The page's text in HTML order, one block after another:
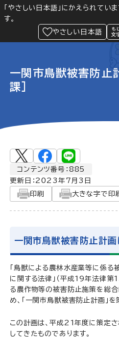
「やさしい日本語」にかえられてい
す。
やさしい日本語
Language
一関市鳥獣被害防
課]
コンテンツ番号：885
更新日： 2023年7月3日
印刷
大きな字で印
一関市鳥獣被害防止計画
「鳥獣による農林水産業等に係
に関する法律」（平成19年法律第
る農作物等の被害防止施策を総
め、「一関市鳥獣被害防止計画」を
この計画は、平成21年度に策定
してきたものであります。